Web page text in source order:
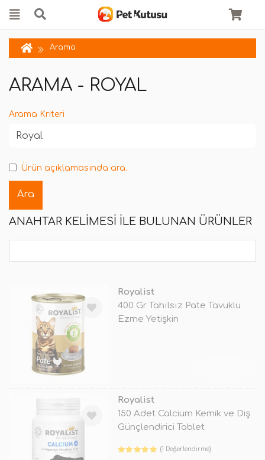
Arama
ARAMA - ROYAL
Arama Kriteri
Ürün açıklamasında ara.
ANAHTAR KELIMESI ILE BULUNAN ÜRÜNLER
Royalist
400 Gr Tahılsız Pate Tavuklu
Ezme Yetişkin
Royalist
150 Adet Calcium Kemik ve Diş
Günçlendirici Tablet
(1 Değerlendirme)